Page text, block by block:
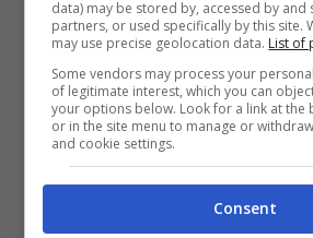
giallo. Infine, in Serie B, il
va a giocare contro la
questo caso se la dovrà
che per distacco è il miglior
Serie B, Mimmo Berardi. Tra
giocate anche, sta
verso una promozione diretta
data) may be stored by, accessed by and
partners, or used specifically by this site.
may use precise geolocation data. List of
Some vendors may process your
of legitimate interest, which you can
your options below. Look for a link at the
or in the site menu to manage or
and cookie settings.
Consent